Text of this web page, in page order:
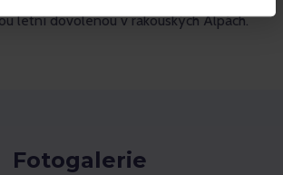
letní dovolenou v rakouských Alpách.
Fotogalerie